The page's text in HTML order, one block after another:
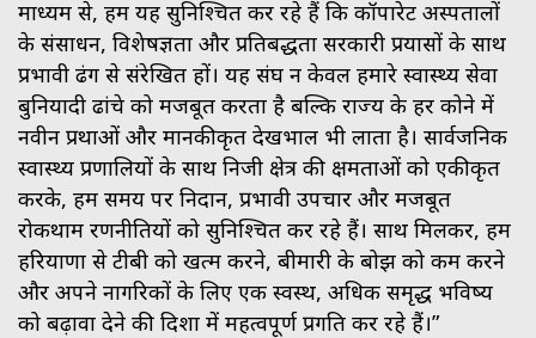
माध्यम से, हम यह सुनिश्चित कर रहे हैं कि कॉर्पोरेट अस्पतालों
के संसाधन, विशेषज्ञता और प्रतिबद्धता सरकारी प्रयासों के साथ
प्रभावी ढंग से संरेखित हों। यह संघ न केवल हमारे स्वास्थ्य सेवा
बुनियादी ढांचे को मजबूत करता है बल्कि राज्य के हर कोने में
नवीन प्रथाओं और मानकीकृत देखभाल भी लाता है। सार्वजनिक
स्वास्थ्य प्रणालियों के साथ निजी क्षेत्र की क्षमताओं को एकीकृत
करके, हम समय पर निदान, प्रभावी उपचार और मजबूत
रोकथाम रणनीतियों को सुनिश्चित कर रहे हैं। साथ मिलकर, हम
हरियाणा से टीबी को खत्म करने, बीमारी के बोझ को कम करने
और अपने नागरिकों के लिए एक स्वस्थ, अधिक समृद्ध भविष्य
को बढ़ावा देने की दिशा में महत्वपूर्ण प्रगति कर रहे हैं।”